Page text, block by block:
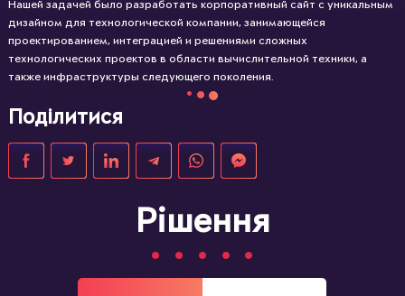
Нашей задачей было разработать корпоративный сайт с уникальным
дизайном для технологической компании, занимающейся
проектированием, интеграцией и решениями сложных
технологических проектов в области вычислительной техники, а
также инфраструктуры следующего поколения.
Поділитися
Рішення